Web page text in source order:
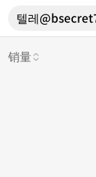
销量